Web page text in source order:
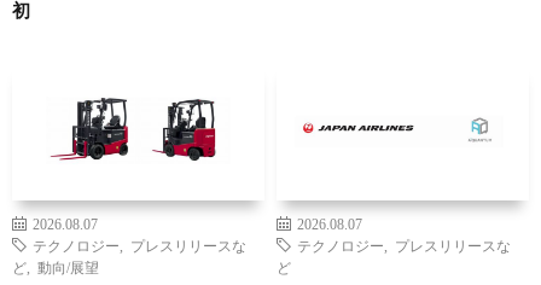
初
2026.08.07
テクノロジー
プレスリリースな
ど
動向/展望
2026.08.07
テクノロジー
プレスリリースな
ど